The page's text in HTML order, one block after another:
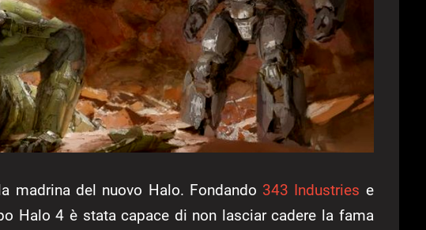
madrina del nuovo Halo. Fondando 343 Industries e
Halo 4 è stata capace di non lasciar cadere la fama